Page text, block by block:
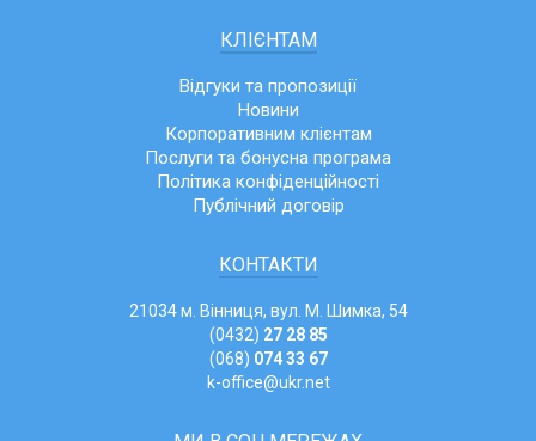
КЛІЄНТАМ
Відгуки та пропозиції
Новини
Корпоративним клієнтам
Послуги та бонусна програма
Політика конфіденційності
Публічний договір
КОНТАКТИ
21034 м. Вінниця, вул. М. Шимка, 54
(0432) 27 28 85
(068) 074 33 67
k-office@ukr.net